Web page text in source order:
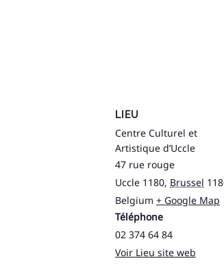
LIEU
Centre Culturel et
Artistique d’Uccle
47 rue rouge
Uccle 1180, Brussel
Belgium + Google Map
Téléphone
02 374 64 84
Voir Lieu site web